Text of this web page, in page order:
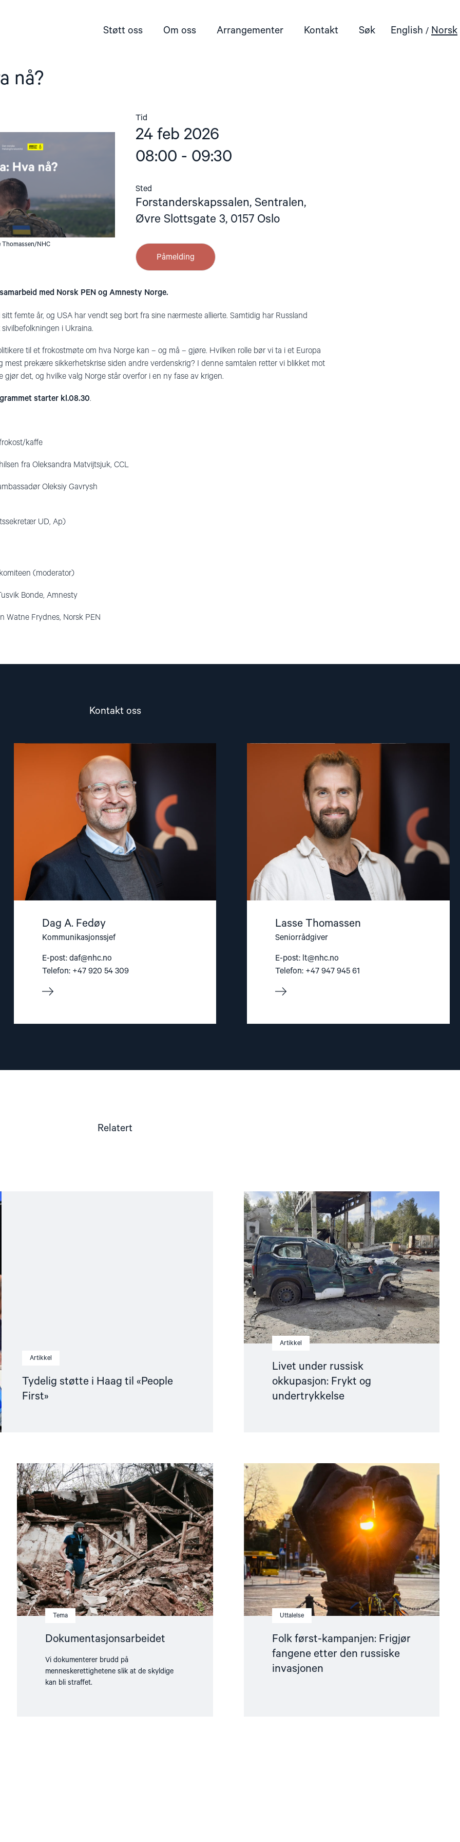
Støtt oss Om oss Arrangementer Kontakt Søk English Norsk
nå?
Thomassen/NHC
Tid
24 feb 2026
08:00 - 09:30
Sted
Forstanderskapssalen, Sentralen,
Øvre Slottsgate 3, 0157 Oslo
Påmelding
med Norsk PEN og Amnesty Norge.
femte år, og USA har vendt seg bort fra sine nærmeste allierte. Samtidig har Russland
i Ukraina.
til et frokostmøte om hva Norge kan – og må – gjøre. Hvilken rolle bør vi ta i et Europa
mest prekære sikkerhetskrise siden andre verdenskrig? I denne samtalen retter vi blikket mot
gjør det, og hvilke valg Norge står overfor i en ny fase av krigen.
starter kl.08.30.
kaffe
fra Oleksandra Matvijtsjuk, CCL
Oleksiy Gavrysh
UD, Ap)
(moderator)
Bonde, Amnesty
Watne Frydnes, Norsk PEN
Kontakt oss
Dag A. Fedøy
Kommunikasjonssjef
E-post: daf@nhc.no
Telefon: +47 920 54 309
article
"Dag
A.
Fedøy"
Lasse Thomassen
Seniorrådgiver
E-post: lt@nhc.no
Telefon: +47 947 945 61
article
"Lasse
Thomassen"
Relatert
Artikkel
Tydelig støtte i Haag til «People
First»
Artikkel
Livet under russisk
okkupasjon: Frykt og
undertrykkelse
Read
article
"Livet
under
russisk
okkupasjon:
Frykt
og
undertrykkelse"
Tema
Dokumentasjonsarbeidet
Vi dokumenterer brudd på
menneskerettighetene slik at de skyldige
kan bli straffet.
Read
article
"Dokumentasjonsarbeidet"
Uttalelse
Folk først-kampanjen: Frigjør
fangene etter den russiske
invasjonen
Read
article
"Folk
først-
kampanjen:
Frigjør
fangene
den
russiske
invasjonen"